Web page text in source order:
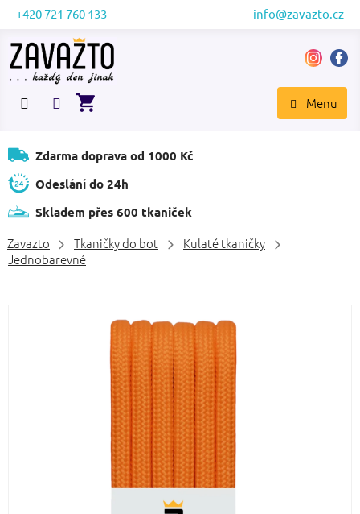
Přejít
obsah
+420 721 760 133 info@zavazto.cz
NÁKUPNÍ
Zdarma doprava od 1000 Kč
Odeslání do 24h
Skladem přes 600 tkaniček
Zavazto Tkaničky do bot
Kulaté tkaničky
Jednobarevné